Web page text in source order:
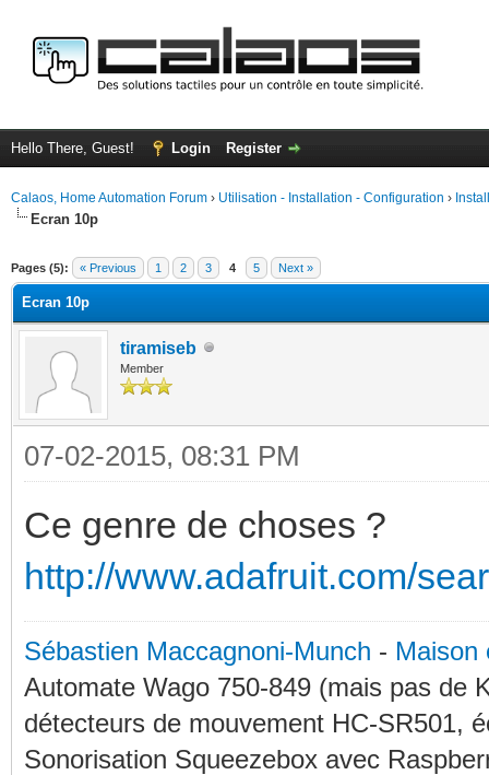
Hello There, Guest! Login Register
Calaos, Home Automation Forum › Utilisation - Installation - Configuration ›
Ecran 10p
Pages (5): « Previous 1 2 3 4 5 Next »
Ecran 10p
tiramiseb
Member
07-02-2015, 08:31 PM
Ce genre de choses ?
http://www.adafruit.com/
Sébastien Maccagnoni-Munch - Maison
Automate Wago 750-849 (mais pas de
détecteurs de mouvement HC-SR501,
Sonorisation Squeezebox avec